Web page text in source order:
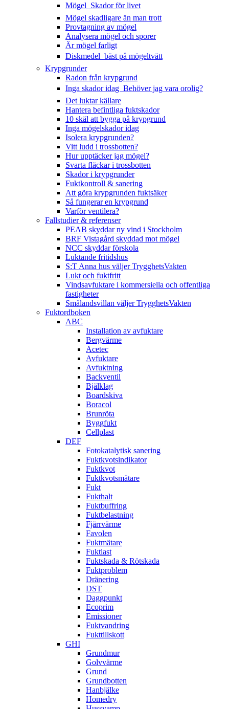
Mögel  Skador för livet
Mögel skadligare än man trott
Provtagning av mögel
Analysera mögel och sporer
Är mögel farligt
Diskmedel  bäst på mögeltvätt
Krypgrunder
Radon från krypgrund
Inga skador idag  Behöver jag vara orolig?
Det luktar källare
Hantera befintliga fuktskador
10 skäl att bygga på krypgrund
Inga mögelskador idag
Isolera krypgrunden?
Vitt ludd i trossbotten?
Hur upptäcker jag mögel?
Svarta fläckar i trossbotten
Skador i krypgrunder
Fuktkontroll & sanering
Att göra krypgrunden fuktsäker
Så fungerar en krypgrund
Varför ventilera?
Fallstudier & referenser
PEAB skyddar ny vind i Stockholm
BRF Vistagård skyddad mot mögel
NCC skyddar förskola
Luktande fritidshus
S:T Anna hus väljer TrygghetsVakten
Lukt och fuktfritt
Vindsavfuktare i kommersiella och offentliga
fastigheter
Smålandsvillan väljer TrygghetsVakten
Fuktordboken
ABC
Installation av avfuktare
Bergvärme
Acetec
Avfuktare
Avfuktning
Backventil
Bjälklag
Boardskiva
Boracol
Brunröta
Byggfukt
Cellplast
DEF
Fotokatalytisk sanering
Fuktkvotsindikator
Fuktkvot
Fuktkvotsmätare
Fukt
Fukthalt
Fuktbuffring
Fuktbelastning
Fjärrvärme
Favolen
Fuktmätare
Fuktlast
Fuktskada & Rötskada
Fuktproblem
Dränering
DST
Daggpunkt
Ecoprim
Emissioner
Fuktvandring
Fukttillskott
GHI
Grundmur
Golvvärme
Grund
Grundbotten
Hanbjälke
Homedry